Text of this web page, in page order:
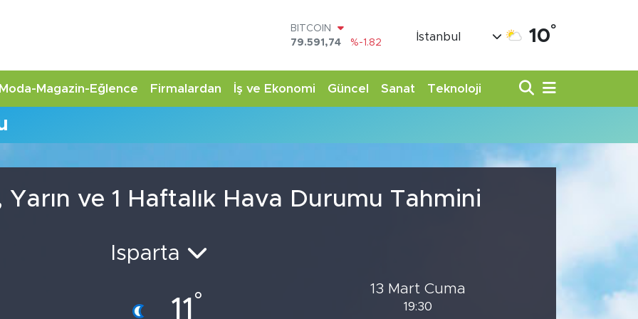
BITCOIN
79.591,74
%-1.82
45,43620
%0.02
EURO
BİST100
İstanbul 10°
Moda-Magazin-Eğlence Firmalardan İş ve Ekonomi Güncel Sanat Teknoloji
ve 1 Haftalık Hava Durumu Tahmini
Isparta
11 °
13 Mart Cuma
19:30